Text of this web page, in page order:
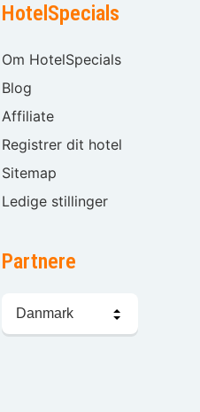
HotelSpecials
Om HotelSpecials
Blog
Affiliate
Registrer dit hotel
Sitemap
Ledige stillinger
Partnere